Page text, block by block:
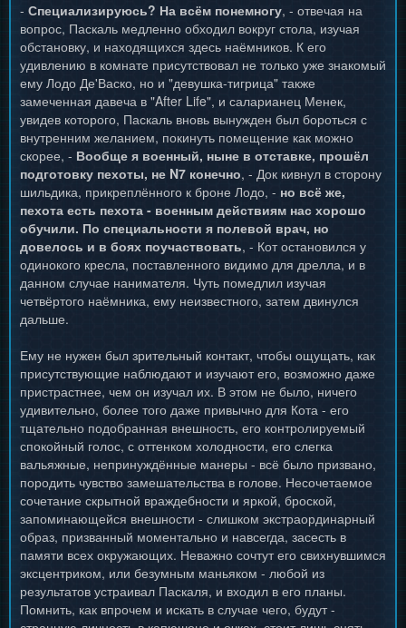
- Специализируюсь? На всём понемногу, - отвечая на
вопрос, Паскаль медленно обходил вокруг стола, изучая
обстановку, и находящихся здесь наёмников. К его
удивлению в комнате присутствовал не только уже знакомый
ему Лодо Де'Васко, но и "девушка-тигрица" также
замеченная давеча в "After Life", и саларианец Менек,
увидев которого, Паскаль вновь вынужден был бороться с
внутренним желанием, покинуть помещение как можно
скорее, - Вообще я военный, ныне в отставке, прошёл
подготовку пехоты, не N7 конечно, - Док кивнул в сторону
шильдика, прикреплённого к броне Лодо, - но всё же,
пехота есть пехота - военным действиям нас хорошо
обучили. По специальности я полевой врач, но
довелось и в боях поучаствовать, - Кот остановился у
одинокого кресла, поставленного видимо для дрелла, и в
данном случае нанимателя. Чуть помедлил изучая
четвёртого наёмника, ему неизвестного, затем двинулся
дальше.
Ему не нужен был зрительный контакт, чтобы ощущать, как
присутствующие наблюдают и изучают его, возможно даже
пристрастнее, чем он изучал их. В этом не было, ничего
удивительно, более того даже привычно для Кота - его
тщательно подобранная внешность, его контролируемый
спокойный голос, с оттенком холодности, его слегка
вальяжные, непринуждённые манеры - всё было призвано,
породить чувство замешательства в голове. Несочетаемое
сочетание скрытной враждебности и яркой, броской,
запоминающейся внешности - слишком экстраординарный
образ, призванный моментально и навсегда, засесть в
памяти всех окружающих. Неважно сочтут его свихнувшимся
эксцентриком, или безумным маньяком - любой из
результатов устраивал Паскаля, и входил в его планы.
Помнить, как впрочем и искать в случае чего, будут -